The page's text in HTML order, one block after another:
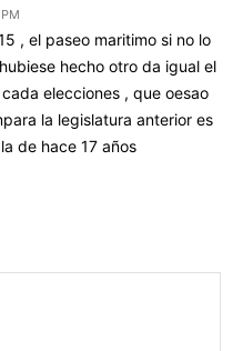
, el paseo maritimo si no lo
hecho otro da igual el
elecciones , que oesao
la legislatura anterior es
de hace 17 años